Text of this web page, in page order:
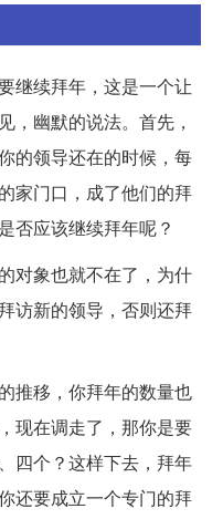
继续拜年，这是一个让
，幽默的说法。首先，
的领导还在的时候，每
家门口，成了他们的拜
否应该继续拜年呢？
对象也就不在了，为什
访新的领导，否则还拜
推移，你拜年的数量也
现在调走了，那你是要
四个？这样下去，拜年
还要成立一个专门的拜